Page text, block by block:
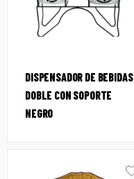
DISPENSADOR DE BEBIDAS
DOBLE CON SOPORTE
NEGRO